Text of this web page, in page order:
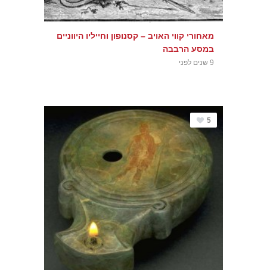
מאחורי קווי האויב – קסנופון וחייליו היווניים
במסע הרבבה
9 שנים לפני
5